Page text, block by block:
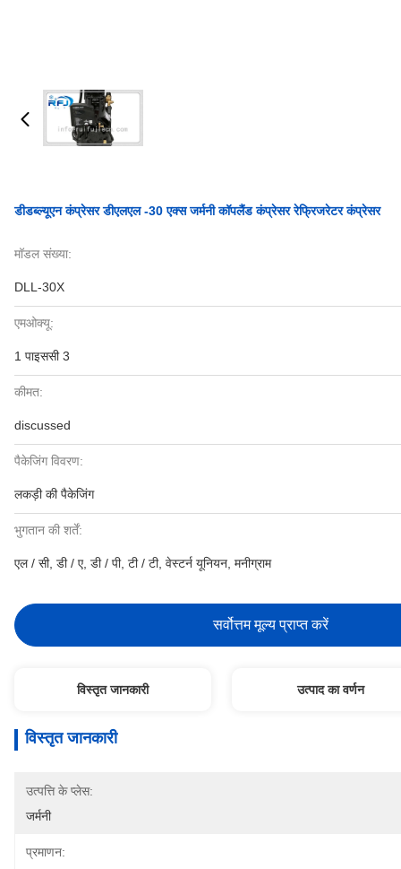
डीडब्ल्यूएन कंप्रेसर डीएलएल -30 एक्स जर्मनी कॉपलैंड कंप्रेसर रेफ्रिजरेटर कंप्रेसर
मॉडल संख्या:
DLL-30X
एमओक्यू:
1 पाइससी 3
कीमत:
discussed
पैकेजिंग विवरण:
लकड़ी की पैकेजिंग
भुगतान की शर्तें:
एल / सी, डी / ए, डी / पी, टी / टी, वेस्टर्न यूनियन, मनीग्राम
सर्वोत्तम मूल्य प्राप्त करें
विस्तृत जानकारी उत्पाद का वर्णन
विस्तृत जानकारी
उत्पत्ति के प्लेस:
जर्मनी
प्रमाणन: